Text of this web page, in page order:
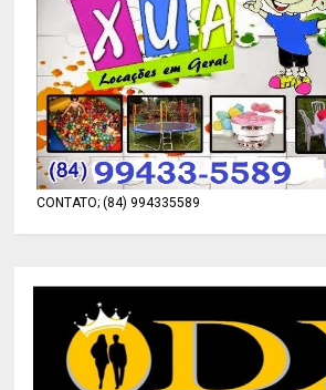
CONTATO; (84) 994335589